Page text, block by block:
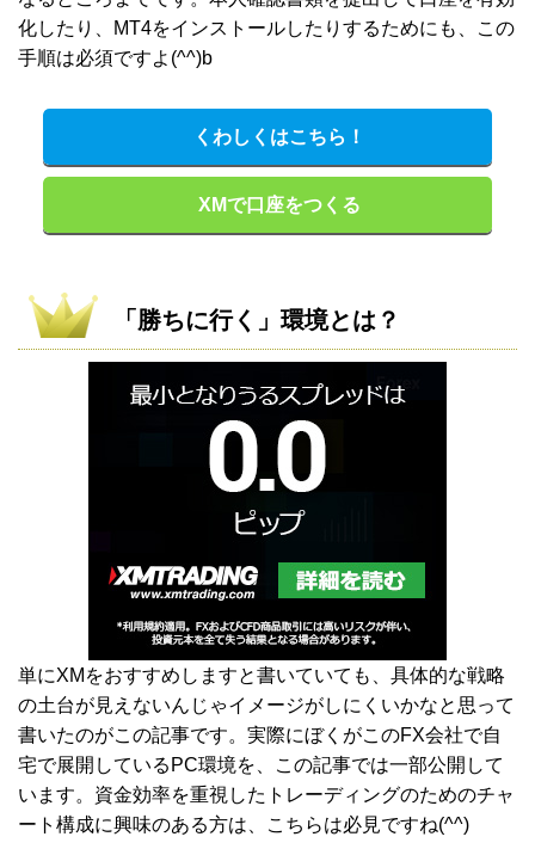
化したり、MT4をインストールしたりするためにも、この
手順は必須ですよ(^^)b
くわしくはこちら！
XMで口座をつくる
「勝ちに行く」環境とは？
単にXMをおすすめしますと書いていても、具体的な戦略
の土台が見えないんじゃイメージがしにくいかなと思って
書いたのがこの記事です。実際にぼくがこのFX会社で自
宅で展開しているPC環境を、この記事では一部公開して
います。資金効率を重視したトレーディングのためのチャ
ート構成に興味のある方は、こちらは必見ですね(^^)